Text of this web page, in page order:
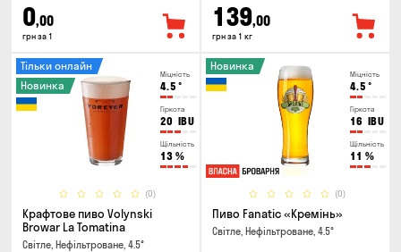
0,00
грн за 1
139,00
грн за 1 кг
Міцність
4.5 °
Гіркота
20 IBU
Щільність
13 %
(0)
Тільки онлайн
Новинка
Крафтове пиво Volynski
Browar La Tomatina
Світле, Нефільтроване, 4.5°
Міцність
4.5 °
Гіркота
16 IBU
Щільність
11 %
(0)
Новинка
Пиво Fanatic «Кремінь»
Світле, Нефільтроване, 4.5°